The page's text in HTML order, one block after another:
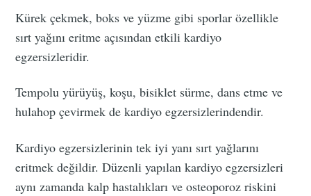
Kürek çekmek, boks ve yüzme gibi sporlar özellikle
sırt yağını eritme açısından etkili kardiyo
egzersizleridir.
Tempolu yürüyüş, koşu, bisiklet sürme, dans etme ve
hulahop çevirmek de kardiyo egzersizlerindendir.
Kardiyo egzersizlerinin tek iyi yanı sırt yağlarını
eritmek değildir. Düzenli yapılan kardiyo egzersizleri
aynı zamanda kalp hastalıkları ve osteoporoz riskini